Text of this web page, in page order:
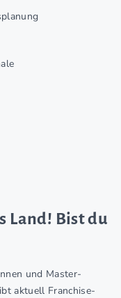
Land! Bist du
und Master-
aktuell Franchise-